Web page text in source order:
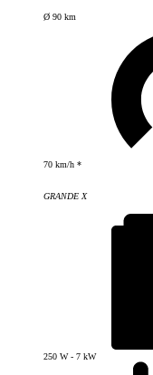
Ø 90 km
70 km/h *
GRANDE X
250 W - 7 kW